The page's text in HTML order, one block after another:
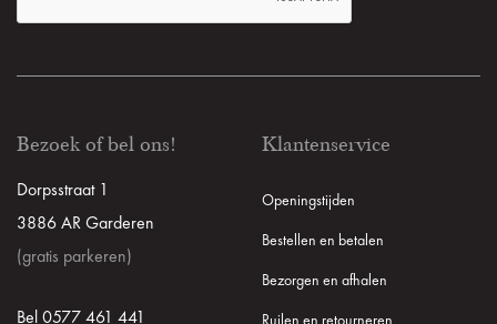
Bezoek of bel ons!
Dorpsstraat 1
3886 AR Garderen
(gratis parkeren)
Bel 0577 461 441
Klantenservice
Openingstijden
Bestellen en betalen
Bezorgen en afhalen
Ruilen en retourneren